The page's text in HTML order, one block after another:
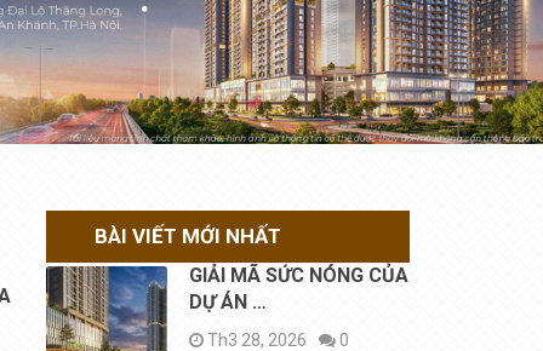
BÀI VIẾT MỚI NHẤT
GIẢI MÃ SỨC NÓNG CỦA
DỰ ÁN …
Th3 28, 2026 0